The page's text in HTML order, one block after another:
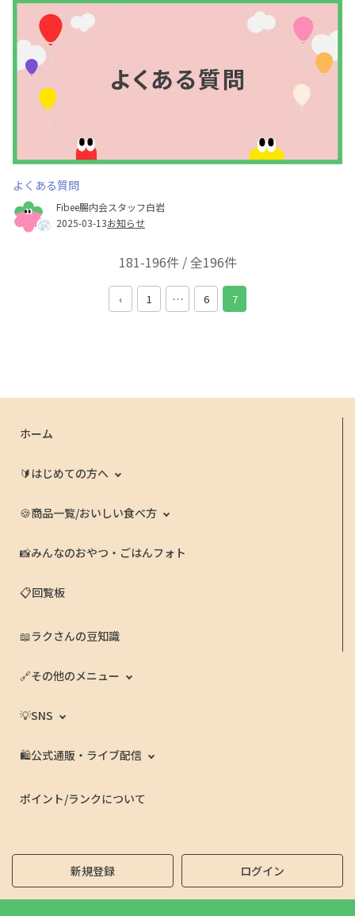
よくある質問
Fibee腸内会スタッフ白岩
2025-03-13お知らせ
181-196件 / 全196件
‹ 1 … 6 7
ホーム
🔰はじめての方へ
🍪商品一覧/おいしい食べ方
📸みんなのおやつ・ごはんフォト
📋回覧板
📖ラクさんの豆知識
🔗その他のメニュー
💡SNS
🛍️公式通販・ライブ配信
ポイント/ランクについて
新規登録 ログイン